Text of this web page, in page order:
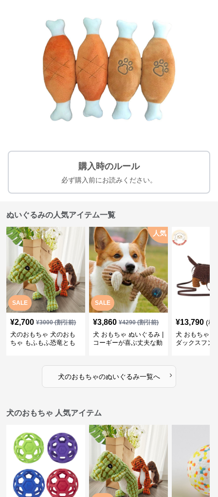
購入時のルール
必ず購入前にお読みください。
ぬいぐるみの人気アイテム一覧
SALE
¥2,700 ¥3000(割引前)
犬のおもちゃ 犬のおも
ちゃ もふもふ恐竜とも
SALE
人気
¥3,860 ¥4290(割引前)
犬 おもちゃ ぬいぐるみ |
コーギーが喜ぶ丈夫な動
¥13,790 (税
犬 おもちゃ
ダックスフン
犬のおもちゃのぬいぐるみ一覧へ ›
犬のおもちゃ 人気アイテム